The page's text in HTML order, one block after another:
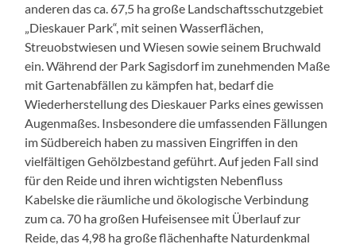
anderen das ca. 67,5 ha große Landschaftsschutzgebiet
„Dieskauer Park“, mit seinen Wasserflächen,
Streuobstwiesen und Wiesen sowie seinem Bruchwald
ein. Während der Park Sagisdorf im zunehmenden Maße
mit Gartenabfällen zu kämpfen hat, bedarf die
Wiederherstellung des Dieskauer Parks eines gewissen
Augenmaßes. Insbesondere die umfassenden Fällungen
im Südbereich haben zu massiven Eingriffen in den
vielfältigen Gehölzbestand geführt. Auf jeden Fall sind
für den Reide und ihren wichtigsten Nebenfluss
Kabelske die räumliche und ökologische Verbindung
zum ca. 70 ha großen Hufeisensee mit Überlauf zur
Reide, das 4,98 ha große flächenhafte Naturdenkmal